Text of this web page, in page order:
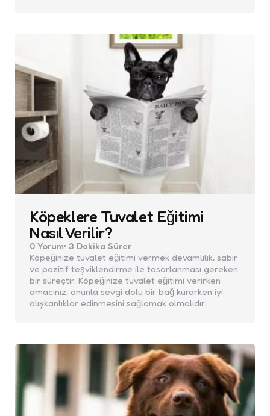
Köpeklere Tuvalet Eğitimi
Nasıl Verilir?
0 Yorum 3 Dakika Sürer
Köpeğinize tuvalet eğitimi vermek devamlılık, sabır
ve pozitif teşviklendirme ile tasarlanması gereken
bir süreçtir. Köpeğinize tuvalet eğitimi verirken
amacınız, onunla sevgi dolu bir bağ kurarken iyi
alışkanlıklar edinmesini sağlamak olmalıdır.…